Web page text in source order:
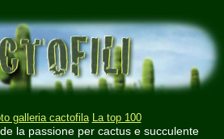
galleria cactofila La top 100
la passione per cactus e succulente